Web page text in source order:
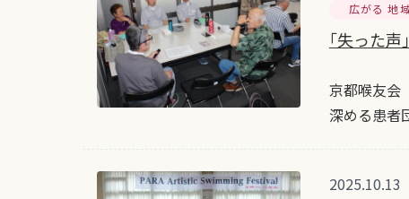
広がる 地
｢失った
京都喉友会
深める患者
2025.10.13